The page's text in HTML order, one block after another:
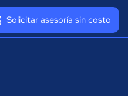
Solicitar asesoría sin costo